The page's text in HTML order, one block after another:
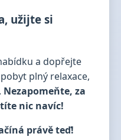
užijte si
a dopřejte
plný relaxace,
Nezapomeňte, za
nic navíc!
právě teď!